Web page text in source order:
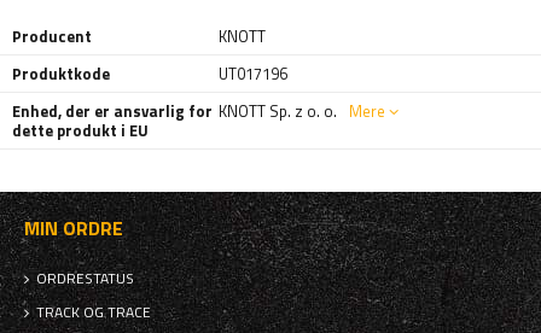
Producent
KNOTT
Produktkode
UT017196
Enhed, der er ansvarlig for
dette produkt i EU
KNOTT Sp. z o. o. Mere
MIN ORDRE
ORDRESTATUS
TRACK OG TRACE